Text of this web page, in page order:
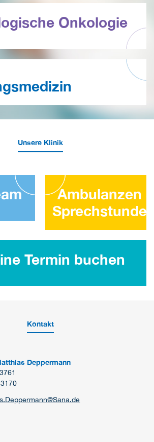
Onkologie
Unsere Klinik
Ambulanzen
Termin buchen
Kontakt
Deppermann
@Sana.de